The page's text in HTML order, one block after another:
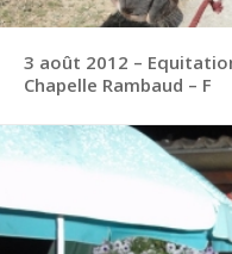
3 août 2012 –
Chapelle Rambaud – F